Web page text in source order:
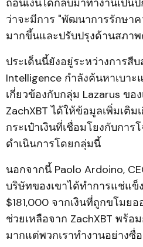
ถอนเงินได้กลับมาทำงานเป็น
ว่าจะมีการ "พัฒนาการรักษา
มากขึ้นและปรับปรุงด้านสภา
ประเด็นนี้ยังอยู่ระหว่างการสื
Intelligence กำลังค้นหาเบาะ
เกี่ยวข้องกับกลุ่ม Lazarus ขอ
ZachXBT ได้ให้ข้อมูลเพิ่มเติม
กระเป๋าเงินที่เชื่อมโยงกับกา
ดำเนินการโดยกลุ่มนี้
นอกจากนี้ Paolo Ardoino,
บริษัทของเขาได้ทำการแช่แข็
$181,000 จากเงินที่ถูกขโมย
ช่วยเหลือจาก ZachXBT พร้อ
มากแต่พวกเราทำงานอย่างซื่